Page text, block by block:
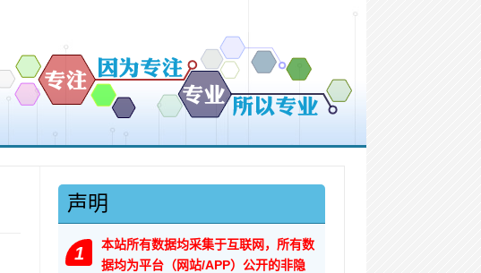
声明
1
本站所有数据均采集于互联网，所有数
据均为平台（网站/APP）公开的非隐